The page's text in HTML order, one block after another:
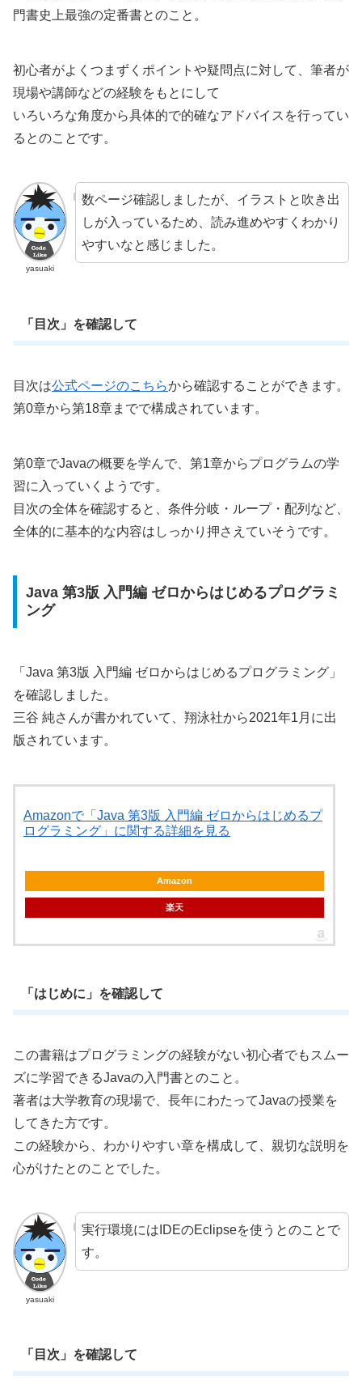
門書史上最強の定番書とのこと。
初心者がよくつまずくポイントや疑問点に対して、筆者が
現場や講師などの経験をもとにして
いろいろな角度から具体的で的確なアドバイスを行ってい
るとのことです。
yasuaki
数ページ確認しましたが、イラストと吹き出
しが入っているため、読み進めやすくわかり
やすいなと感じました。
「目次」を確認して
目次は公式ページのこちらから確認することができます。
第0章から第18章までで構成されています。
第0章でJavaの概要を学んで、第1章からプログラムの学
習に入っていくようです。
目次の全体を確認すると、条件分岐・ループ・配列など、
全体的に基本的な内容はしっかり押さえていそうです。
Java 第3版 入門編 ゼロからはじめるプログラミ
ング
「Java 第3版 入門編 ゼロからはじめるプログラミング」
を確認しました。
三谷 純さんが書かれていて、翔泳社から2021年1月に出
版されています。
Amazonで「Java 第3版 入門編 ゼロからはじめるプ
ログラミング」に関する詳細を見る
Amazon
楽天
「はじめに」を確認して
この書籍はプログラミングの経験がない初心者でもスムー
ズに学習できるJavaの入門書とのこと。
著者は大学教育の現場で、長年にわたってJavaの授業を
してきた方です。
この経験から、わかりやすい章を構成して、親切な説明を
心がけたとのことでした。
yasuaki
実行環境にはIDEのEclipseを使うとのことで
す。
「目次」を確認して